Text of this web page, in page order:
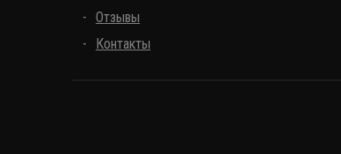
Отзывы
Контакты